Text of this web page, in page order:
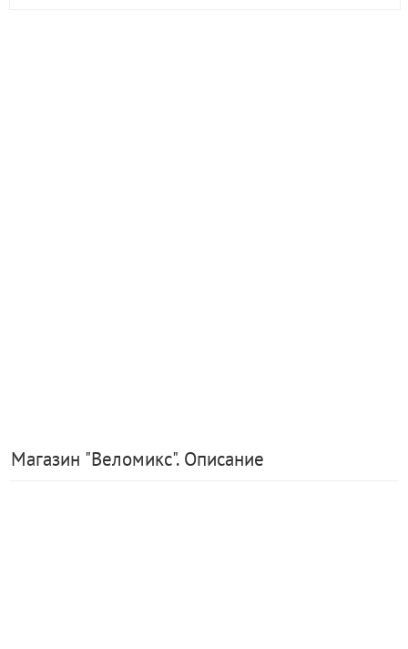
Магазин "Веломикс". Описание